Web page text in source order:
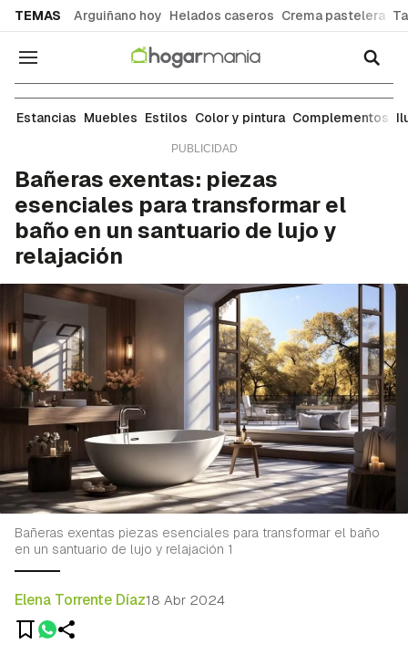
TEMAS Arguiñano hoy Helados caseros Crema pastelera
Navegación
Ideas para decorar cada estancia de tu casa:
Estancias Muebles Estilos Color y pintura Complementos
Bañeras exentas: piezas
esenciales para transformar el
baño en un santuario de lujo y
relajación
Bañeras exentas piezas esenciales para transformar el baño
en un santuario de lujo y relajación 1
Elena Torrente Díaz18 Abr 2024